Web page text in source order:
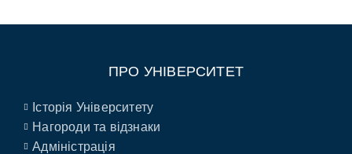
ПРО УНІВЕРСИТЕТ
Історія Університету
Нагороди та відзнаки
Адміністрація